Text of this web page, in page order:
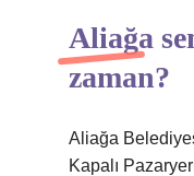
Aliağa
zaman?
Aliağa
Kapalı